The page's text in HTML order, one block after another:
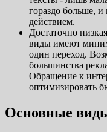
гораздо больше,
действием.
Достаточно
виды имеют
один переход.
большинства
Обращение к
оптимизировать
Основные